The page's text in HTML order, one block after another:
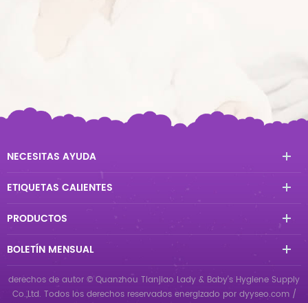
NECESITAS AYUDA
ETIQUETAS CALIENTES
PRODUCTOS
BOLETÍN MENSUAL
derechos de autor © Quanzhou Tianjiao Lady & Baby's Hygiene Supply
Co.,Ltd. Todos los derechos reservados energizado por dyyseo.com /